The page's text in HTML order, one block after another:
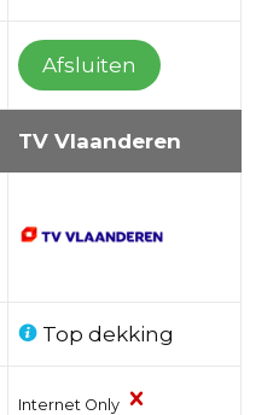
Afsluiten
TV Vlaanderen
Top dekking
Internet Only